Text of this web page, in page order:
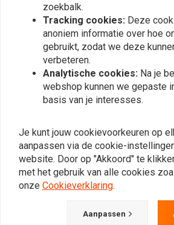
Plaats ook een
Vergelijkbare producten
zoekbalk.
Tracking cookies: Deze
anoniem informatie over hoe
gebruikt, zodat we deze
verbeteren.
Analytische cookies: Na je
webshop kunnen we gepaste
basis van je interesses.
Je kunt jouw cookievoorkeuren op
aanpassen via de cookie-
website. Door op "Akkoord" te
met het gebruik van alle cookies
onze Cookieverklaring.
Aanpassen